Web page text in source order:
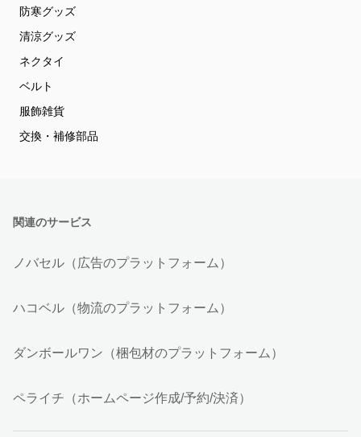
防寒グッズ
清涼グッズ
ネクタイ
ベルト
服飾雑貨
交換・補修部品
関連のサービス
ノバセル（広告のプラットフォーム）
ハコベル（物流のプラットフォーム）
ダンボールワン（梱包材のプラットフォーム）
ペライチ（ホームページ作成/予約/決済）